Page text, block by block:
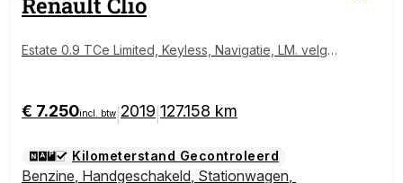
Estate 0.9 TCe Limited, Keyless, Navigatie, LM. velge
€ 7.250incl. btw 2019 127.158 km
Kilometerstand Gecontroleerd
Benzine, Handgeschakeld, Stationwagen,